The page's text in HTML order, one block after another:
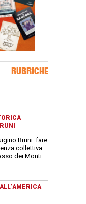
RUBRICHE
Bruni: fare
collettiva
dei Monti